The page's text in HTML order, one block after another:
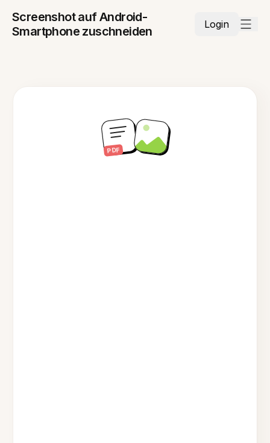
Screenshot auf Android-
Smartphone zuschneiden
Login